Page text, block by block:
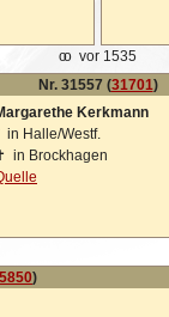
oo vor 1535
Nr. 31557 (31701)
Kerkmann
in Halle/Westf.
in Brockhagen
)